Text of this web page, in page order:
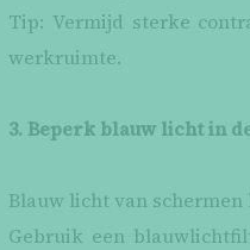
Tip: Vermijd sterke
werkruimte.
3. Beperk blauw licht in
Blauw licht van
Gebruik een